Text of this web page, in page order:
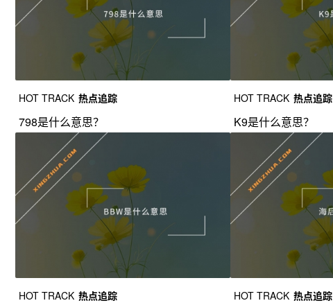
HOT TRACK 热点追踪
798是什么意思？
HOT TRACK 热点追踪
K9是什么意思？
HOT TRACK 热点追踪 HOT TRACK 热点追踪